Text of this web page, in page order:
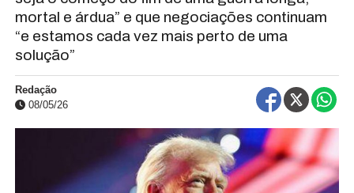
mortal e árdua” e que negociações continuam
“e estamos cada vez mais perto de uma
solução”
Redação
08/05/26